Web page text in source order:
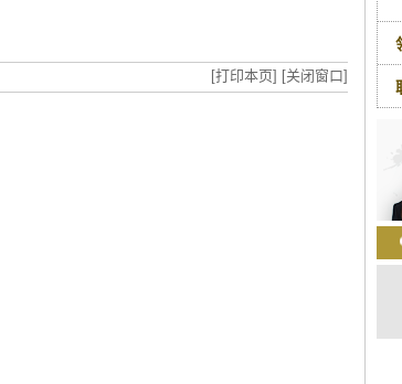
[打印本页] [关闭窗口]